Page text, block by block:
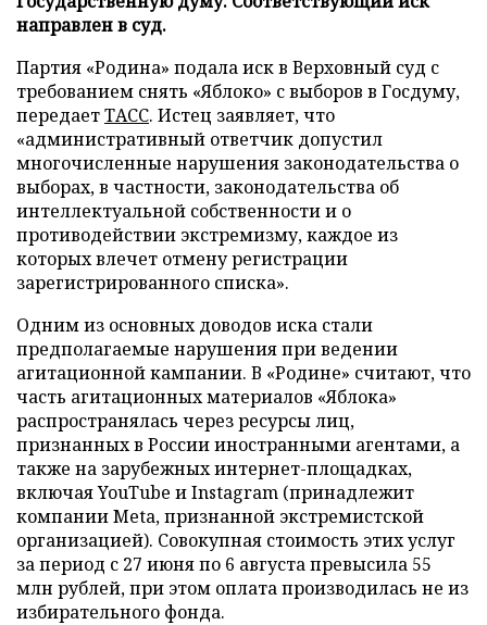
направлен в суд.
Партия «Родина» подала иск в Верховный суд с
требованием снять «Яблоко» с выборов в Госдуму,
передаетТАСС. Истец заявляет, что
«административный ответчик допустил
многочисленные нарушения законодательства о
выборах, в частности, законодательства об
интеллектуальной собственности и о
противодействии экстремизму, каждое из
которых влечет отмену регистрации
зарегистрированного списка».
Одним из основных доводов иска стали
предполагаемые нарушения при ведении
агитационной кампании. В «Родине» считают, что
часть агитационных материалов «Яблока»
распространялась через ресурсы лиц,
признанных в России иностранными агентами, а
также на зарубежных интернет-площадках,
включая YouTube и Instagram (принадлежит
компании Meta, признанной экстремистской
организацией). Совокупная стоимость этих услуг
за период с 27 июня по 6 августа превысила 55
млн рублей, при этом оплата производилась не из
избирательного фонда.